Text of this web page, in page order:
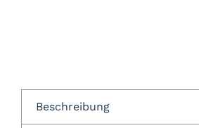
Beschreibung